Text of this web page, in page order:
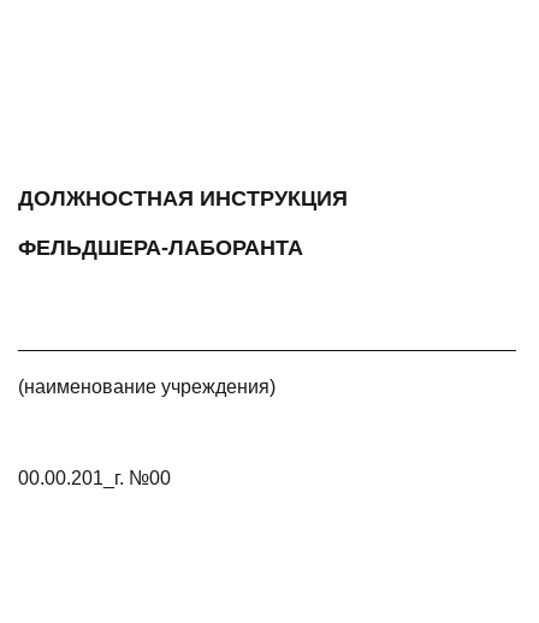
ДОЛЖНОСТНАЯ ИНСТРУКЦИЯ
ФЕЛЬДШЕРА-ЛАБОРАНТА
(наименование учреждения)
00.00.201_г. №00